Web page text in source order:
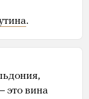
.
вина